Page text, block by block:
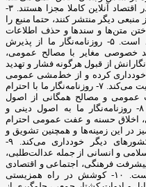
در این راستا بخش خبر و بخش بازرگانی در اقتصاد آنلاین کاملا مجزا هستند. ۳-
منبعی دیگر منتشر کنند، حتما منبع را
ساختن متن‌ها و سندها و حذف اطلاعات
اساسی رویدادها در اقتصاد آنلاین مطرود است. ۵- روزنامه‌نگار ما از پذیرش
خصوصی مغایر با مصالح عمومی،
و روزنامه نگارانش از قبول هرگونه فشار و تهدید
خودداری کرده و از خط‌مشی عمومی
رسانه و اصول شرافت حرفه ای خویش تبعیت می‌کند. ۷- روزنامه‌نگار ما با احترام
عمومی و مصالح همگانی از اصول
شرافت حرفه‌ای خویشتن تبعیت می‌کند. ۸- روزنامه‌نگار ما به اصول دینی و
اخلاق حسنه و عفت عمومی احترام
در این زمینه‌ها و همچنین تشویق و
تحریک به جنگ تجاوزکارانه نسبت به کشورهای دیگر خودداری می‌کند. ۹-
و انسانی از جمله عدالت‌طلبی،
فرهنگی، اجتماعی و اقتصادی
ملت‌ها و فرهنگ‌ها، احترام خاص قائل است. ۱۰- کوشش در راه همزیستی